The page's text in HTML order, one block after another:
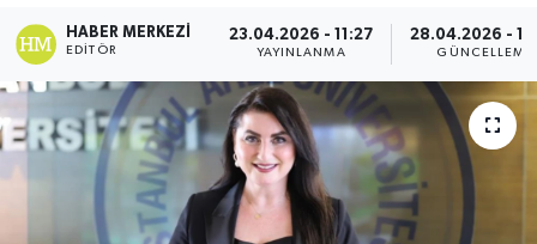
HABER MERKEZI
EDITÖR
23.04.2026 - 11:27
YAYINLANMA
28.04.2026 -
GÜNCELLEME
GİZLİLİK SÖZLEŞMESİ
İLETİŞİM